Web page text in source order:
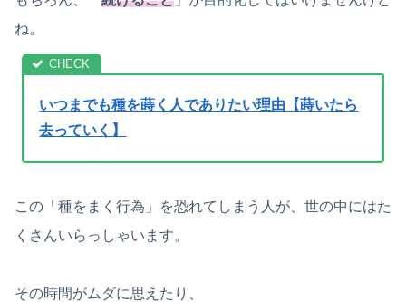
ね。
いつまでも種を蒔く人でありたい理由【蒔いたら
去っていく】
この「種をまく行為」を恐れてしまう人が、世の中にはた
くさんいらっしゃいます。
その時間がムダに思えたり、